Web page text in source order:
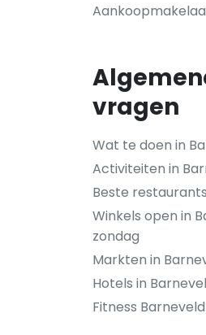
vragen
Wat te doen in
Activiteiten in
Beste
Winkels open in
zondag
Markten in
Hotels in
Fitness Barneveld